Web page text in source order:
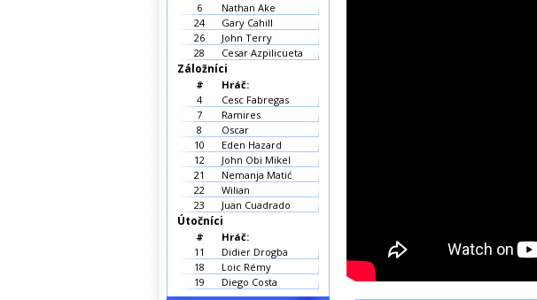
6
Nathan Ake
24
Gary Cahill
26
John Terry
28
Cesar Azpilicueta
Záložníci
#
Hráč:
4
Cesc Fabregas
7
Ramires
8
Oscar
10
Eden Hazard
12
John Obi Mikel
21
Nemanja Matić
22
Wilian
23
Juan Cuadrado
Útočníci
#
Hráč:
11
Didier Drogba
18
Loic Rémy
19
Diego Costa